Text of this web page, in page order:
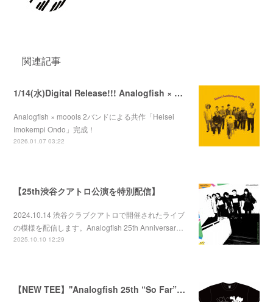
関連記事
1/14(水)Digital Release!!! Analogfish × moools 「Heisei Imokempi Ondo」
Analogfish × moools 2バンドによる共作「Heisei
Imokempi Ondo」完成！
2026.01.07 03:22
【25th渋谷クアトロ公演を特別配信】
2024.10.14 渋谷クラブクアトロで開催されたライブ
の模様を配信します。Analogfish 25th Anniversar…
2025.10.10 12:29
【NEW TEE】''Analogfish 25th “So Far”East Asia Tour'' Tee